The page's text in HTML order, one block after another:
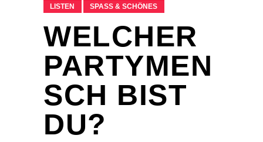
LISTEN SPASS & SCHÖNES
WELCHER
PARTYMEN
SCH BIST
DU?